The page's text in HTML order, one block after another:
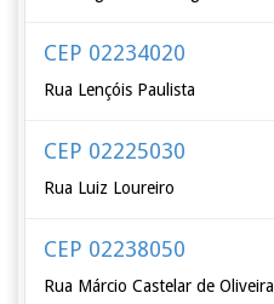
CEP 02234020
Rua Lençóis Paulista
CEP 02225030
Rua Luiz Loureiro
CEP 02238050
Rua Márcio Castelar de Oliveira